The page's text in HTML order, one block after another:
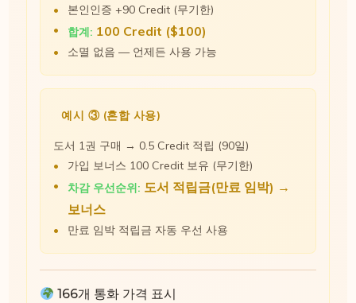
본인인증 +90 Credit (무기한)
합계: 100 Credit ($100)
소멸 없음 — 언제든 사용 가능
예시 ③ (혼합 사용)
도서 1권 구매 → 0.5 Credit 적립 (90일)
가입 보너스 100 Credit 보유 (무기한)
차감 우선순위: 도서 적립금(만료 임박) →
보너스
만료 임박 적립금 자동 우선 사용
166개 통화 가격 표시